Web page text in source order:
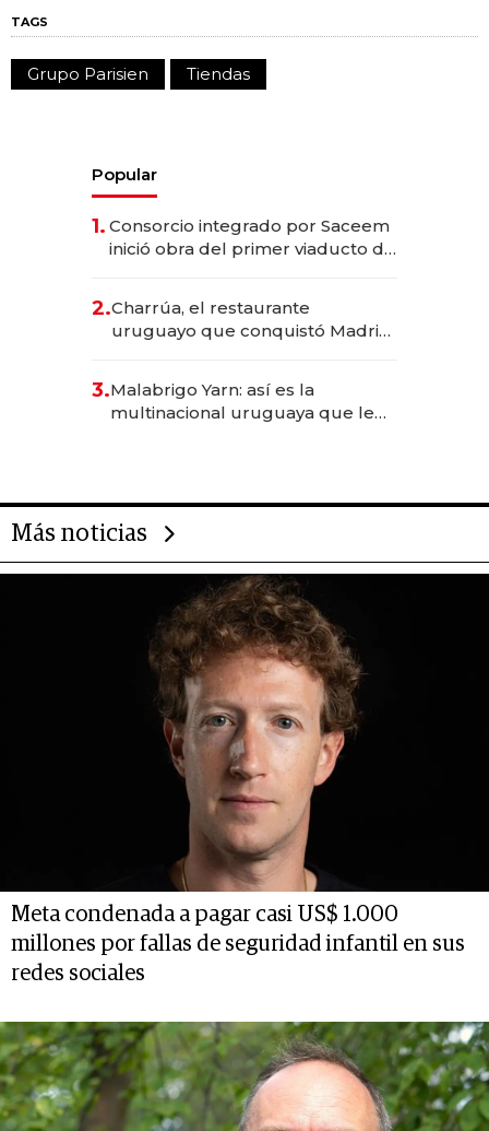
TAGS
Grupo Parisien Tiendas
Popular
1. Consorcio integrado por Saceem
inició obra del primer viaducto de
millones
2.Charrúa, el restaurante
uruguayo que conquistó Madrid:
anticipación y prepara apertura
3.Malabrigo Yarn: así es la
multinacional uruguaya que le
Más noticias
Meta condenada a pagar casi US$ 1.000
millones por fallas de seguridad infantil en sus
redes sociales